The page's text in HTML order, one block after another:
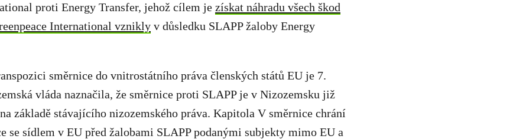
proti Energy Transfer, jehož cílem je získat náhradu všech škod
International vznikly v důsledku SLAPP žaloby Energy
směrnice do vnitrostátního práva členských států EU je 7.
vláda naznačila, že směrnice proti SLAPP je v Nizozemsku již
základě stávajícího nizozemského práva. Kapitola V směrnice chrání
se sídlem v EU před žalobami SLAPP podanými subjekty mimo EU a